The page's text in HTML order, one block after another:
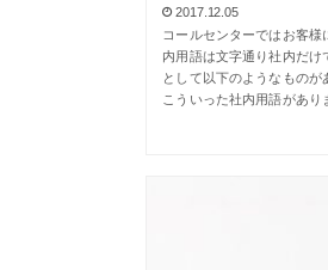
2017.12.05
コールセンターではお客
内用語は文字通り社内だけ
として以下のようなものが
こういった社内用語があ